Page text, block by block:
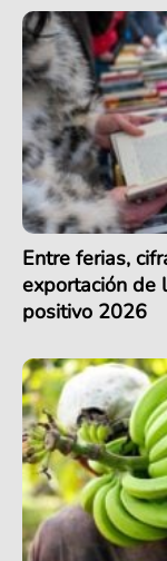
Entre ferias,
exportación de
positivo 2026